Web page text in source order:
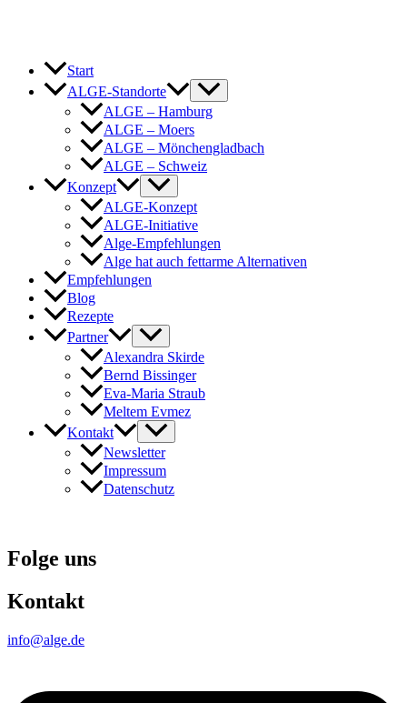
Start
ALGE-Standorte
ALGE – Hamburg
ALGE – Moers
ALGE – Mönchengladbach
ALGE – Schweiz
Konzept
ALGE-Konzept
ALGE-Initiative
Alge-Empfehlungen
Alge hat auch fettarme Alternativen
Empfehlungen
Blog
Rezepte
Partner
Alexandra Skirde
Bernd Bissinger
Eva-Maria Straub
Meltem Evmez
Kontakt
Newsletter
Impressum
Datenschutz
Folge uns
Kontakt
info@alge.de